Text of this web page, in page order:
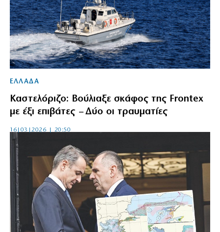
ΕΛΛΑΔΑ
Καστελόριζο: Βούλιαξε σκάφος της Frontex
με έξι επιβάτες – Δύο οι τραυματίες
16|03|2026 | 20:50